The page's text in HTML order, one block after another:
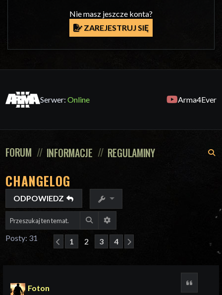
Nie masz jeszcze konta?
ZAREJESTRUJ SIĘ
Serwer:Online Arma4Ever
FORUM INFORMACJE REGULAMINY
CHANGELOG
ODPOWIEDZ
Szukaj
Posty: 31 Poprzednia
1 2 3 4
Foton